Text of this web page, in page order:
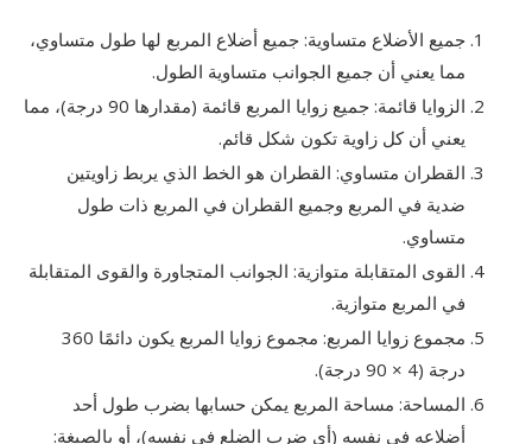
جميع الأضلاع متساوية: جميع أضلاع المربع لها طول متساوي،
مما يعني أن جميع الجوانب متساوية الطول.
الزوايا قائمة: جميع زوايا المربع قائمة (مقدارها 90 درجة)، مما
يعني أن كل زاوية تكون شكل قائم.
القطران متساوي: القطران هو الخط الذي يربط زاويتين
ضدية في المربع وجميع القطران في المربع ذات طول
متساوي.
القوى المتقابلة متوازية: الجوانب المتجاورة والقوى المتقابلة
في المربع متوازية.
مجموع زوايا المربع: مجموع زوايا المربع يكون دائمًا 360
درجة (4 × 90 درجة).
المساحة: مساحة المربع يمكن حسابها بضرب طول أحد
أضلاعه في نفسه (أي ضرب الضلع في نفسه)، أو بالصيغة: